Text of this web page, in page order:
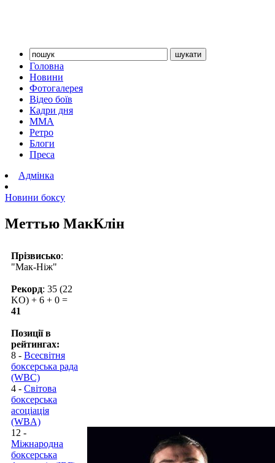
Головна
Новини
Фотогалерея
Відео боїв
Кадри дня
ММА
Ретро
Блоги
Преса
Адмінка
Новини боксу
Меттью МакКлін
Прізвисько:
"Мак-Ніж"
Рекорд: 35 (22
KO) + 6 + 0 =
41
Позиції в
рейтингах:
8 - Всесвітня
боксерська рада
(WBC)
4 - Світова
боксерська
асоціація
(WBA)
12 -
Міжнародна
боксерська